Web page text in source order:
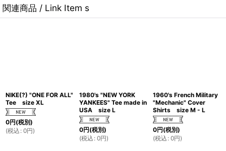
関連商品 / Link Item s
NIKE(?) "ONE FOR ALL"
Tee size XL
0円(税別)
(税込 : 0円)
1980's "NEW YORK
YANKEES" Tee made in
USA size L
0円(税別)
(税込 : 0円)
1960's French Military
"Mechanic" Cover
Shirts size M - L
0円(税別)
(税込 : 0円)